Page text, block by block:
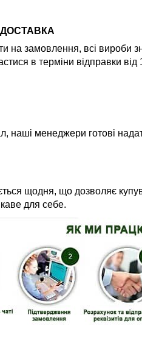
на замовлення, всі вироби
в терміни відправки
наші менеджери готові
щодня, що дозволяє
для себе.